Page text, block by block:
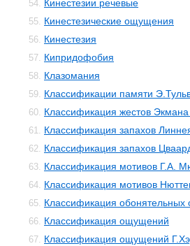
54. Кинестезии речевые
55. Кинестезические ощущения
56. Кинестезия
57. Кипридофобия
58. Клазомания
59. Классификации памяти
60. Классификация жестов
61. Классификация запахов
62. Классификация запахов
63. Классификация мотивов Г.А.
64. Классификация мотивов
65. Классификация
66. Классификация ощущений
67. Классификация ощущений